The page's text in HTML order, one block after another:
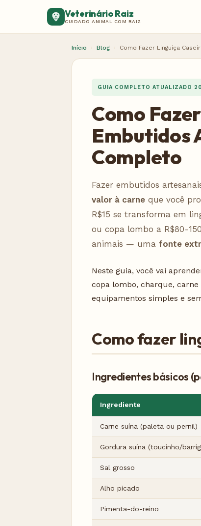
Veterinário Raiz
CUIDADO ANIMAL COM RAIZ
Início › Blog › Como Fazer Linguiça
GUIA COMPLETO ATUALIZADO
Como
Embutidos
Completo
Fazer embutidos
valor à carne que você
R$15 se transforma em
ou copa lombo a R$80-
animais — uma fonte
Neste guia, você vai
copa lombo, charque,
equipamentos simples e
Como fazer
Ingredientes básicos
Ingrediente
Carne suína (paleta ou pernil)
Gordura suína (toucinho/
Sal grosso
Alho picado
Pimenta-do-reino